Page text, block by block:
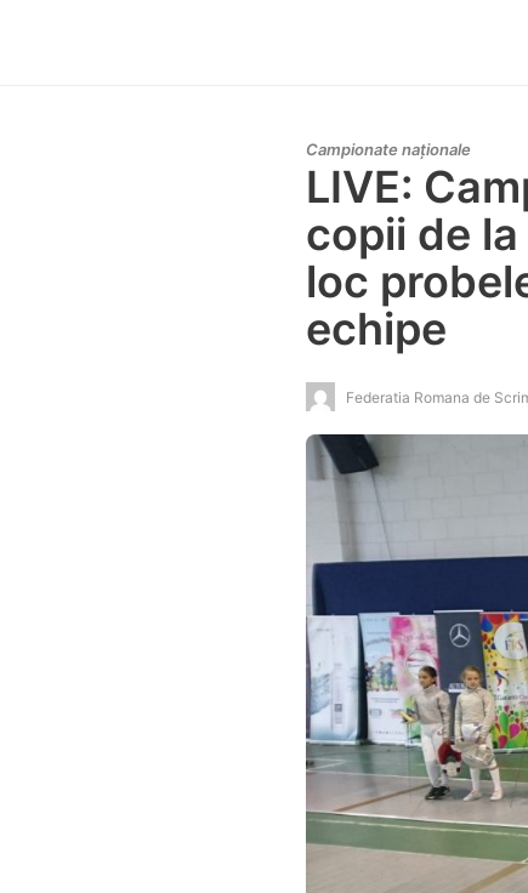
Campionate naționale
LIVE:
copii de
loc
echipe
Federatia Romana de